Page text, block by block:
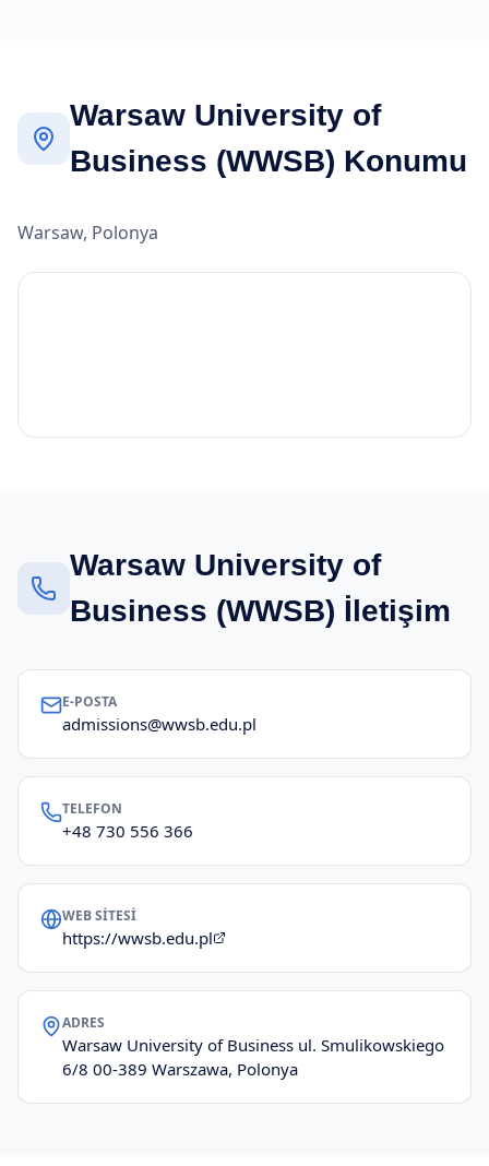
Warsaw University of
Business (WWSB) Konumu
Warsaw, Polonya
Warsaw University of
Business (WWSB) İletişim
E-POSTA
admissions@wwsb.edu.pl
TELEFON
+48 730 556 366
WEB SITESI
https://wwsb.edu.pl
ADRES
Warsaw University of Business ul. Smulikowskiego
6/8 00-389 Warszawa, Polonya